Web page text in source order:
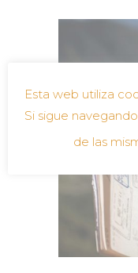
Esta web utiliza
Si sigue
de las